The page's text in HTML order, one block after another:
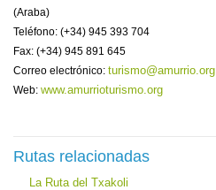
(Araba)
Teléfono: (+34) 945 393 704
Fax: (+34) 945 891 645
Correo electrónico: turismo@amurrio.org
Web: www.amurrioturismo.org
Rutas relacionadas
La Ruta del Txakoli